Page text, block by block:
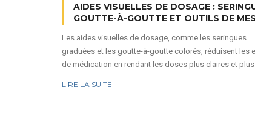
AIDES VISUELLES DE DOSAGE :
GOUTTE-À-GOUTTE ET OUTILS DE
Les aides visuelles de dosage, comme les seringues
graduées et les goutte-à-goutte colorés, réduisent les
de médication en rendant les doses plus claires et plus
LIRE LA SUITE